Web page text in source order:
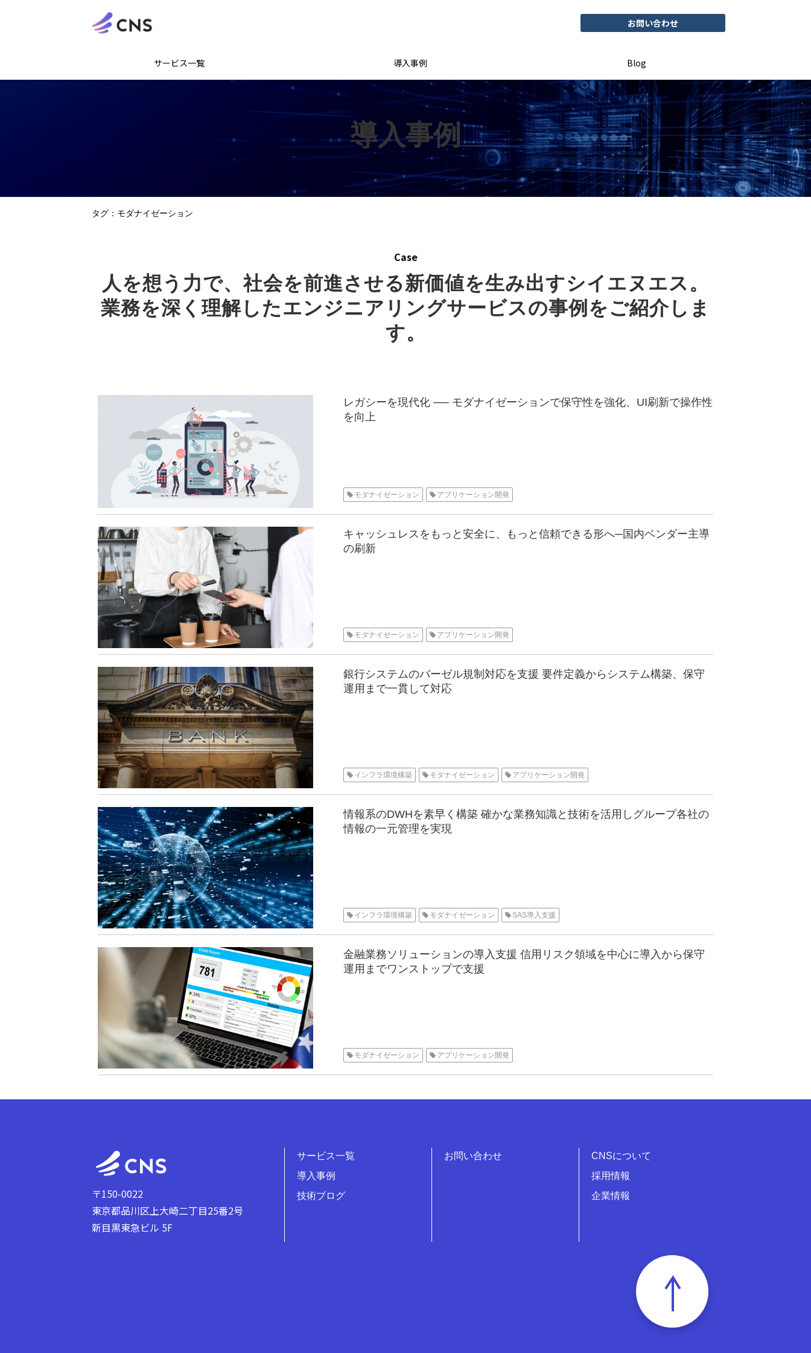
お問い合わせ
サービス一覧 導入事例 Blog
導入事例
タグ：モダナイゼーション
Case
人を想う力で、社会を前進させる新価値を生み出すシイエヌエス。
業務を深く理解したエンジニアリングサービスの事例をご紹介しま
す。
レガシーを現代化 ── モダナイゼーションで保守性を強化、UI刷新で操作性
を向上
モダナイゼーション アプリケーション開発
キャッシュレスをもっと安全に、もっと信頼できる形へ─国内ベンダー主導
の刷新
モダナイゼーション アプリケーション開発
銀行システムのバーゼル規制対応を支援 要件定義からシステム構築、保守
運用まで一貫して対応
インフラ環境構築 モダナイゼーション アプリケーション開発
情報系のDWHを素早く構築 確かな業務知識と技術を活用しグループ各社の
情報の一元管理を実現
インフラ環境構築 モダナイゼーション SAS導入支援
金融業務ソリューションの導入支援 信用リスク領域を中心に導入から保守
運用までワンストップで支援
モダナイゼーション アプリケーション開発
〒150-0022
東京都品川区上大崎二丁目25番2号
新目黒東急ビル 5F
サービス一覧
導入事例
技術ブログ
お問い合わせ
CNSについて
採用情報
企業情報